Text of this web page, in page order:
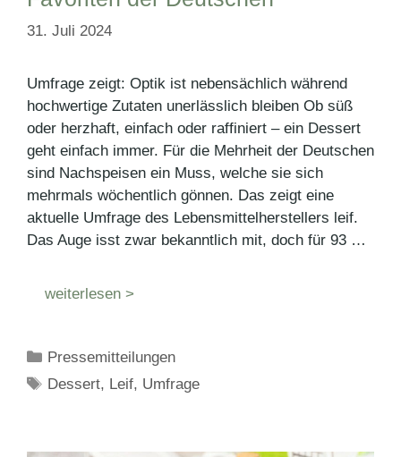
31. Juli 2024
Umfrage zeigt: Optik ist nebensächlich während
hochwertige Zutaten unerlässlich bleiben Ob süß
oder herzhaft, einfach oder raffiniert – ein Dessert
geht einfach immer. Für die Mehrheit der Deutschen
sind Nachspeisen ein Muss, welche sie sich
mehrmals wöchentlich gönnen. Das zeigt eine
aktuelle Umfrage des Lebensmittelherstellers leif.
Das Auge isst zwar bekanntlich mit, doch für 93 …
weiterlesen >
Kategorien
Pressemitteilungen
Schlagwörter
Dessert, Leif, Umfrage